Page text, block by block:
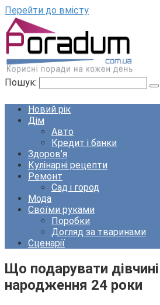
Перейти до вмісту
Пошук:
Новий рік
Дім
Авто
Кредит і банки
Здоров’я
Кулінарні рецепти
Ремонт
Сад і город
Мода
Своїми руками
Поробки
Догляд за тваринами
Сценарії
Що подарувати
народження 24 роки